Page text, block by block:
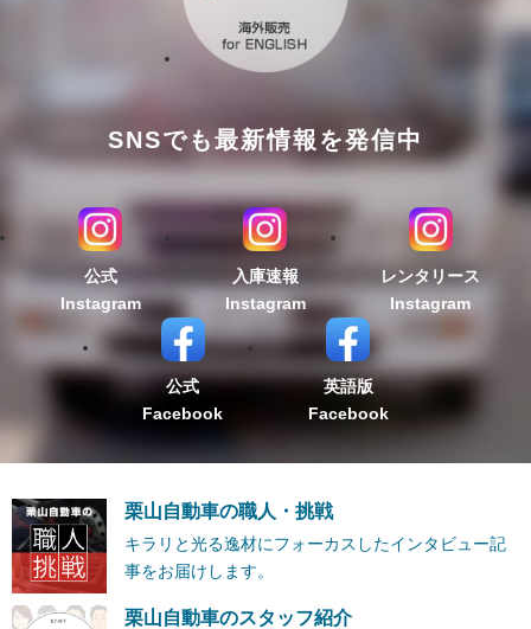
SNSでも最新情報を発信中
公式
Instagram
入庫速報
Instagram
レンタリース
Instagram
公式
Facebook
英語版
Facebook
栗山自動車の職人・挑戦
キラリと光る逸材にフォーカスしたインタビュー記
事をお届けします。
栗山自動車のスタッフ紹介